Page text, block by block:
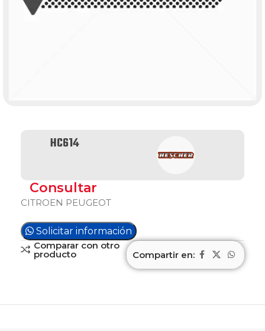
HC614
Consultar
CITROEN PEUGEOT
Solicitar información
Comparar con otro
producto Compartir en: